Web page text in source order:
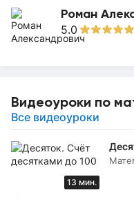
Роман
5.0
Видеоуроки по
Все видеоуроки
13 мин.